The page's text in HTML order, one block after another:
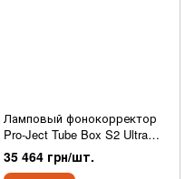
Ламповый фонокорректор
Pro-Ject Tube Box S2 Ultra
Chrome
35 464 грн/шт.